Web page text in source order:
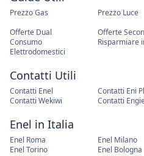
Prezzo Gas Prezzo Luce
Offerte Dual
Offerte
Consumo
Elettrodomestici
Risparmiare
Contatti Utili
Contatti Enel Contatti Eni
Contatti Wekiwi
Contatti
Enel in Italia
Enel Roma Enel Milano
Enel Torino
Enel Bologna